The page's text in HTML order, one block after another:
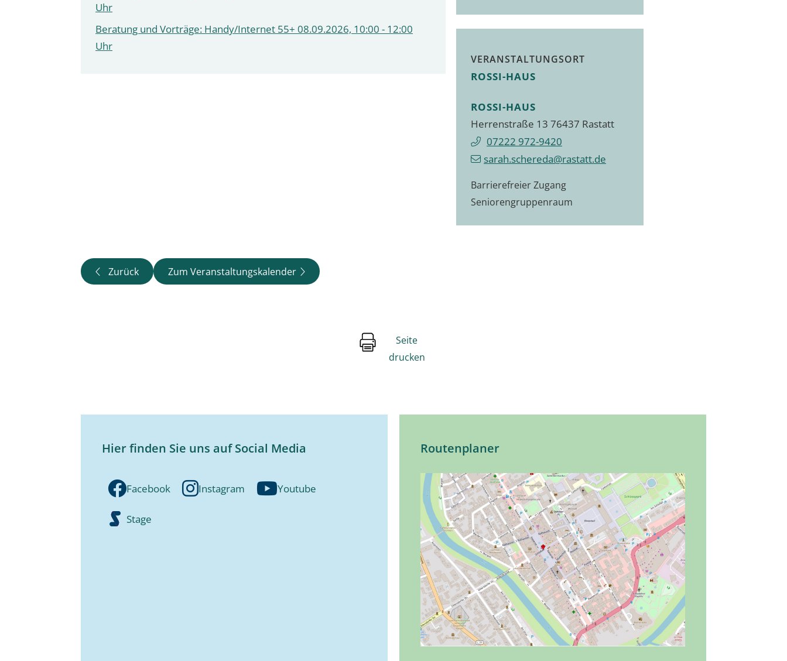
Uhr
Beratung und Vorträge: Handy/Internet 55+ 08.09.2026, 10:00 - 12:00
Uhr
VERANSTALTUNGSORT
ROSSI-HAUS
ROSSI-HAUS
Herrenstraße 13 76437 Rastatt
07222 972-9420
sarah.schereda@rastatt.de
Barrierefreier Zugang
Seniorengruppenraum
Zurück Zum Veranstaltungskalender
Seite
drucken
Hier finden Sie uns auf Social Media
Facebook Instagram Youtube
Stage
Routenplaner